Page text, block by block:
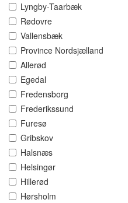
Lyngby-Taarbæk
Rødovre
Vallensbæk
Province Nordsjælland
Allerød
Egedal
Fredensborg
Frederikssund
Furesø
Gribskov
Halsnæs
Helsingør
Hillerød
Hørsholm